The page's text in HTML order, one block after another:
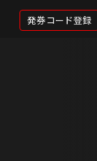
発券コード登録